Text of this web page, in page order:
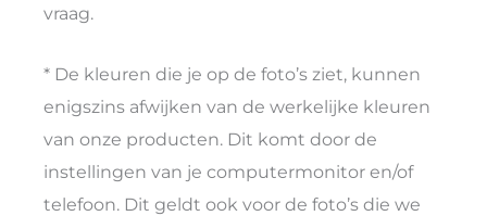
vraag.
* De kleuren die je op de foto’s ziet, kunnen
enigszins afwijken van de werkelijke kleuren
van onze producten. Dit komt door de
instellingen van je computermonitor en/of
telefoon. Dit geldt ook voor de foto’s die we